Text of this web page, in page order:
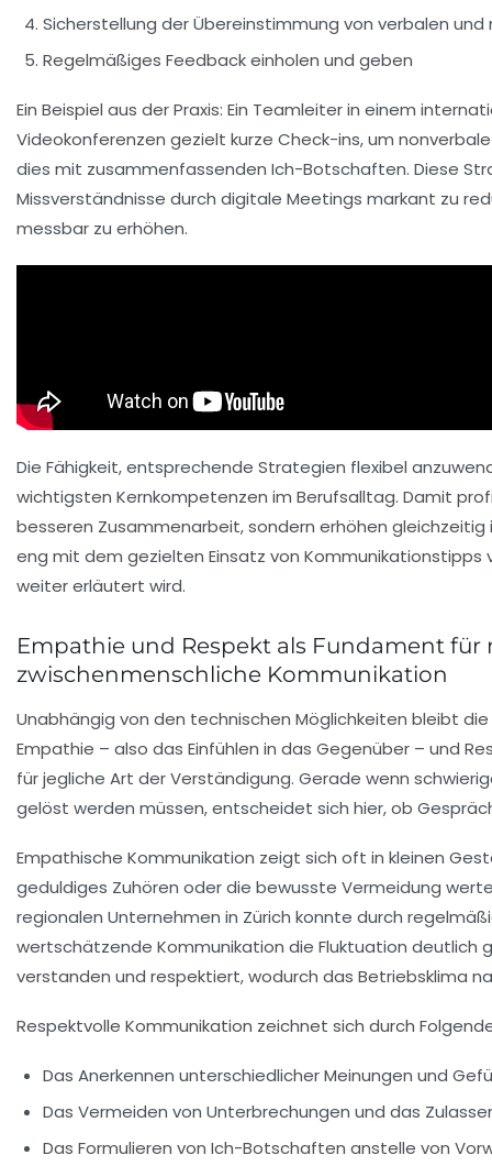
Sicherstellung der Übereinstimmung von verbalen und
Regelmäßiges Feedback einholen und geben
Ein Beispiel aus der Praxis: Ein Teamleiter in einem
Videokonferenzen gezielt kurze Check-ins, um
dies mit zusammenfassenden Ich-Botschaften. Diese
Missverständnisse durch digitale Meetings markant zu
messbar zu erhöhen.
Die Fähigkeit, entsprechende Strategien flexibel
wichtigsten Kernkompetenzen im Berufsalltag. Damit
besseren Zusammenarbeit, sondern erhöhen
eng mit dem gezielten Einsatz von Kommunikationstipps
weiter erläutert wird.
Empathie und Respekt als Fundament für
zwischenmenschliche Kommunikation
Unabhängig von den technischen Möglichkeiten bleibt
Empathie – also das Einfühlen in das Gegenüber – und
für jegliche Art der Verständigung. Gerade wenn
gelöst werden müssen, entscheidet sich hier, ob
Empathische Kommunikation zeigt sich oft in kleinen
geduldiges Zuhören oder die bewusste Vermeidung
regionalen Unternehmen in Zürich konnte durch
wertschätzende Kommunikation die Fluktuation deutlich
verstanden und respektiert, wodurch das Betriebsklima
Respektvolle Kommunikation zeichnet sich durch
Das Anerkennen unterschiedlicher Meinungen und
Das Vermeiden von Unterbrechungen und das
Das Formulieren von Ich-Botschaften anstelle von